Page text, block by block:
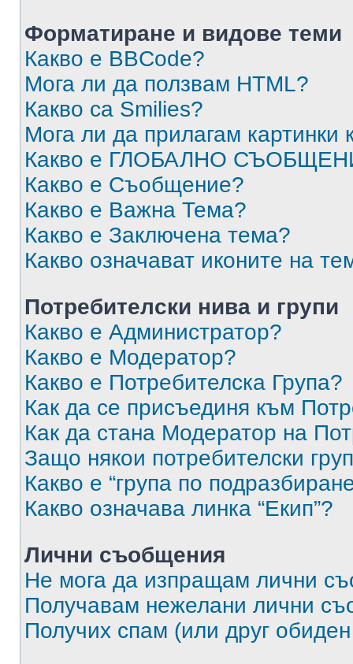
Форматиране и видове теми
Какво е BBCode?
Мога ли да ползвам HTML?
Какво са Smilies?
Мога ли да прилагам
Какво е ГЛОБАЛНО
Какво е Съобщение?
Какво е Важна Тема?
Какво е Заключена тема?
Какво означават иконите на
Потребителски нива и групи
Какво е Администратор?
Какво е Модератор?
Какво е Потребителска Група?
Как да се присъединя към
Как да стана Модератор на
Защо някои потребителски
Какво е “група по
Какво означава линка “Екип”?
Лични съобщения
Не мога да изпращам лични
Получавам нежелани лични
Получих спам (или друг